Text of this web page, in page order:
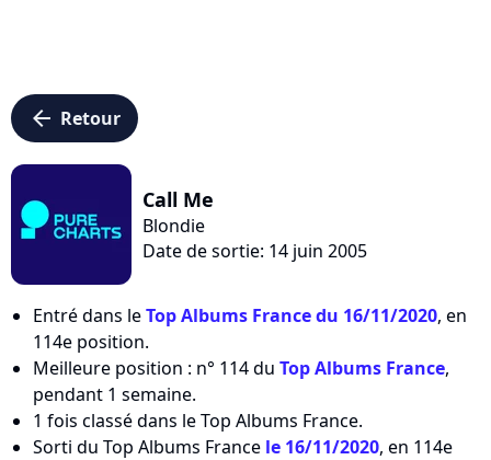
arrow_left Retour
Call Me
Blondie
Date de sortie: 14 juin 2005
Entré dans leTop Albums France du 16/11/2020, en
114e position.
Meilleure position : n° 114 du Top Albums France,
pendant 1 semaine.
1 fois classé dans le Top Albums France.
Sorti du Top Albums France le 16/11/2020, en 114e